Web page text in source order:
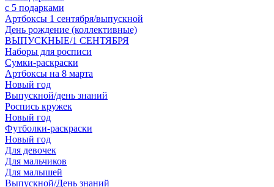
с 5 подарками
Артбоксы 1 сентября/выпускной
День рождение (коллективные)
ВЫПУСКНЫЕ/1 СЕНТЯБРЯ
Наборы для росписи
Сумки-раскраски
Артбоксы на 8 марта
Новый год
Выпускной/день знаний
Роспись кружек
Новый год
Футболки-раскраски
Новый год
Для девочек
Для мальчиков
Для малышей
Выпускной/День знаний